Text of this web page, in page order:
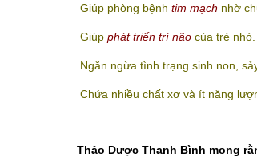
Giúp phòng bệnh tim mạch nhờ
Giúp phát triển trí não của trẻ nhỏ.
Ngăn ngừa tình trạng sinh non,
Chứa nhiều chất xơ và ít năng
Thảo Dược Thanh Bình mong